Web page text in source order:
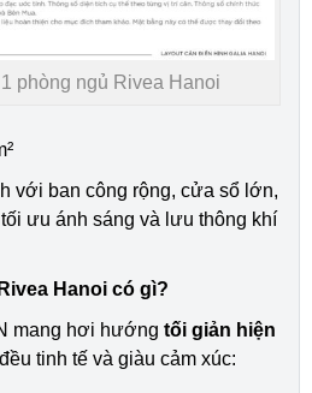
phòng ngủ Rivea Hanoi
với ban công rộng, cửa sổ lớn,
ưu ánh sáng và lưu thông khí
Hanoi có gì?
mang hơi hướng tối giản hiện
tinh tế và giàu cảm xúc: